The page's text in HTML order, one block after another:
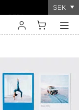
SEK